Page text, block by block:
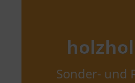
Sonder- und